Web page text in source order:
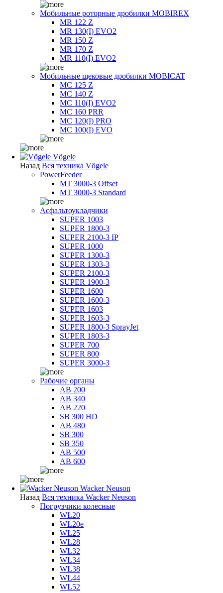
Мобильные роторные дробилки MOBIREX
MR 122 Z
MR 130(I) EVO2
MR 150 Z
MR 170 Z
MR 110(I) EVO2
Мобильные щековые дробилки MOBICAT
MC 125 Z
MC 140 Z
MC 110(I) EVO2
MC 160 PRR
MC 120(I) PRO
MC 100(I) EVO
Vögele
Назад Вся техника Vögele
PowerFeeder
MT 3000-3 Offset
MT 3000-3 Standard
Асфальтоукладчики
SUPER 1003
SUPER 1800-3
SUPER 2100-3 IP
SUPER 1000
SUPER 1300-3
SUPER 1303-3
SUPER 2100-3
SUPER 1900-3
SUPER 1600
SUPER 1600-3
SUPER 1603
SUPER 1603-3
SUPER 1800-3 SprayJet
SUPER 1803-3
SUPER 700
SUPER 800
SUPER 3000-3
Рабочие органы
AB 200
AB 340
AB 220
SB 300 HD
AB 480
SB 300
SB 350
AB 500
AB 600
Wacker Neuson
Назад Вся техника Wacker Neuson
Погрузчики колесные
WL20
WL20e
WL25
WL28
WL32
WL34
WL38
WL44
WL52